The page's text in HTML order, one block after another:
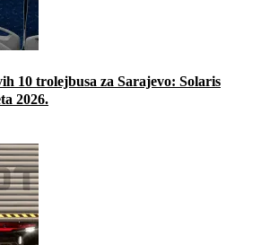
10 trolejbusa za Sarajevo: Solaris
2026.